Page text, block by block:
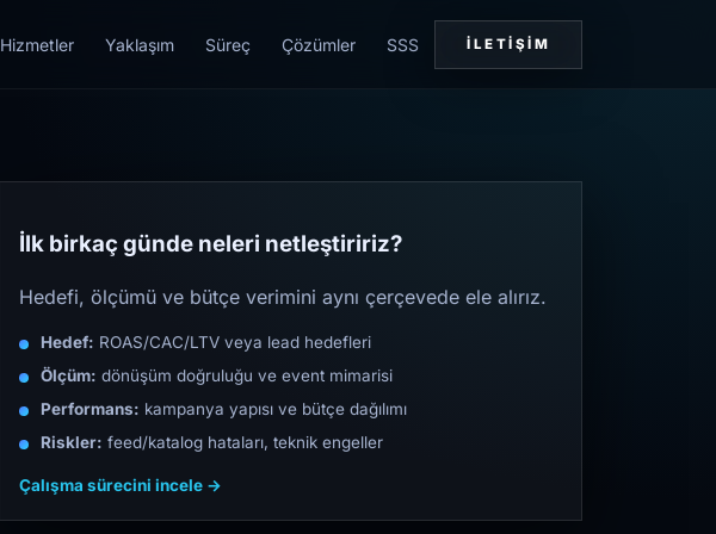
Hizmetler Yaklaşım Süreç Çözümler SSS İLETIŞIM
İlk birkaç günde neleri netleştiririz?
Hedefi, ölçümü ve bütçe verimini aynı çerçevede ele alırız.
Hedef: ROAS/CAC/LTV veya lead hedefleri
Ölçüm: dönüşüm doğruluğu ve event mimarisi
Performans: kampanya yapısı ve bütçe dağılımı
Riskler: feed/katalog hataları, teknik engeller
Çalışma sürecini incele →